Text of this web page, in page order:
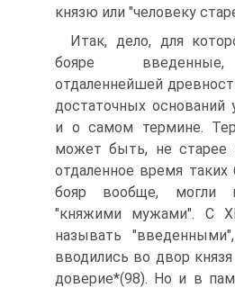
князю или "человеку
Итак, дело, для
бояре
отдаленнейшей
достаточных
и о самом термине.
может быть, не старее
отдаленное время таких
бояр вообще, могли
"княжими мужами". С
называть
вводились во двор
доверие*(98). Но и в